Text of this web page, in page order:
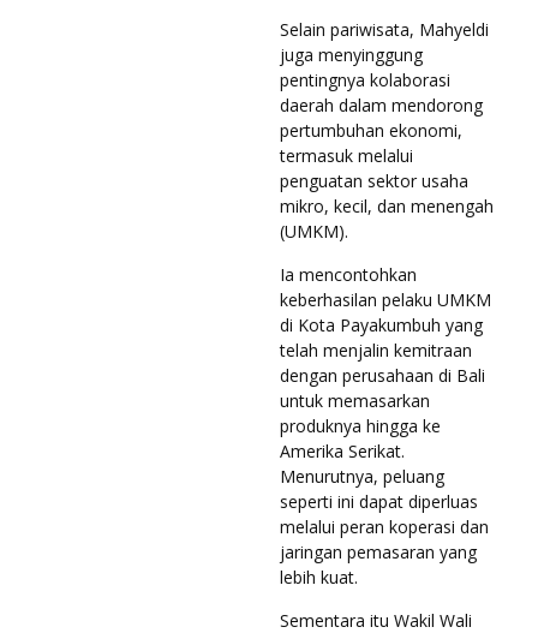
Selain pariwisata, Mahyeldi
juga menyinggung
pentingnya kolaborasi
daerah dalam mendorong
pertumbuhan ekonomi,
termasuk melalui
penguatan sektor usaha
mikro, kecil, dan menengah
(UMKM).
Ia mencontohkan
keberhasilan pelaku UMKM
di Kota Payakumbuh yang
telah menjalin kemitraan
dengan perusahaan di Bali
untuk memasarkan
produknya hingga ke
Amerika Serikat.
Menurutnya, peluang
seperti ini dapat diperluas
melalui peran koperasi dan
jaringan pemasaran yang
lebih kuat.
Sementara itu Wakil Wali